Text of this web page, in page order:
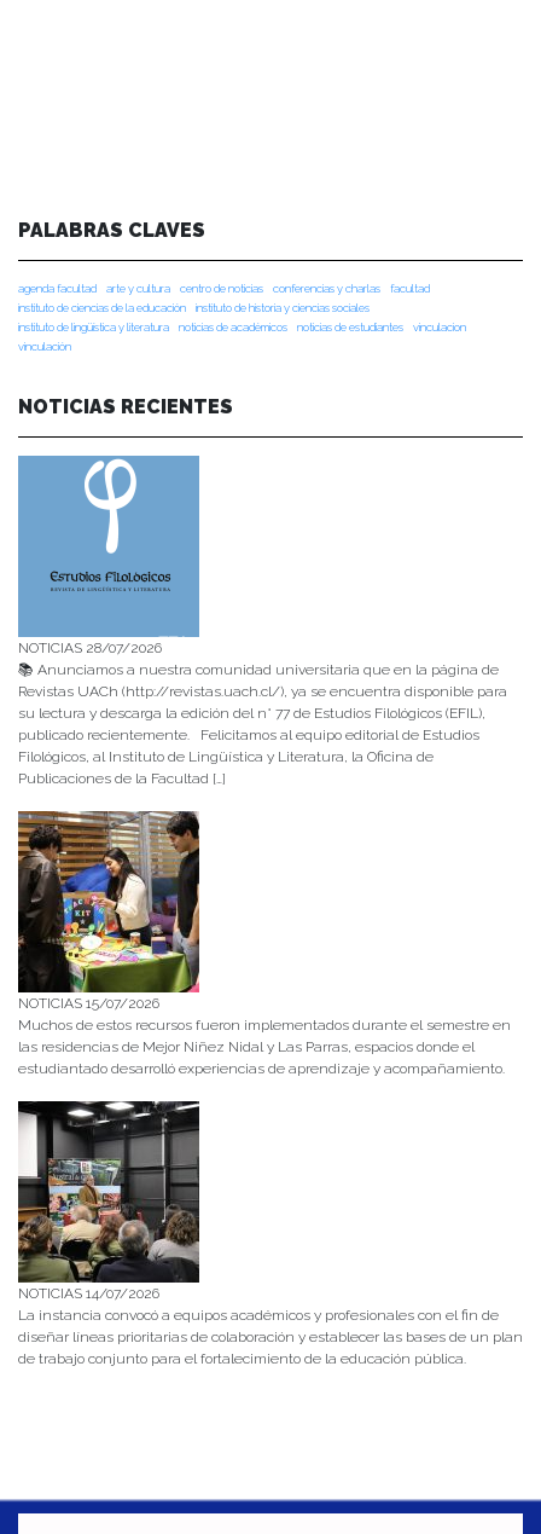
PALABRAS CLAVES
agenda facultad arte y cultura centro de noticias conferencias y charlas
facultad
instituto de ciencias de la educación
instituto de historia y ciencias sociales
instituto de lingüística y literatura
noticias de académicos noticias de estudiantes
vinculacion
vinculación
NOTICIAS RECIENTES
NOTICIAS 28/07/2026
📚 Anunciamos a nuestra comunidad universitaria que en la página de
Revistas UACh (http://revistas.uach.cl/), ya se encuentra disponible para
su lectura y descarga la edición del n° 77 de Estudios Filológicos (EFIL),
publicado recientemente. Felicitamos al equipo editorial de Estudios
Filológicos, al Instituto de Lingüística y Literatura, la Oficina de
Publicaciones de la Facultad […]
NOTICIAS 15/07/2026
Muchos de estos recursos fueron implementados durante el semestre en
las residencias de Mejor Niñez Nidal y Las Parras, espacios donde el
estudiantado desarrolló experiencias de aprendizaje y acompañamiento.
NOTICIAS 14/07/2026
La instancia convocó a equipos académicos y profesionales con el fin de
diseñar líneas prioritarias de colaboración y establecer las bases de un plan
de trabajo conjunto para el fortalecimiento de la educación pública.